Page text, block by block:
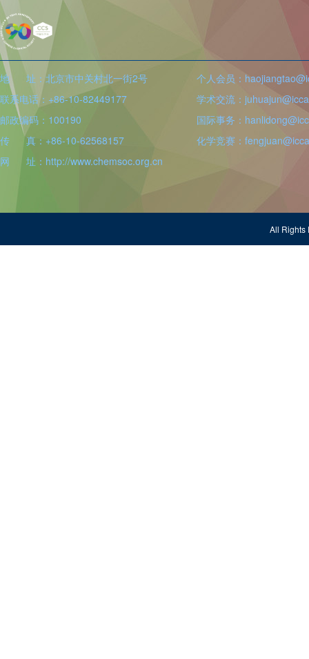
地 址：北京市中关村北一街2号
联系电话：+86-10-82449177
邮政编码：100190
传 真：+86-10-62568157
网 址：http://www.chemsoc.org.cn
个人会员：
学术交流：
国际事务：
化学竞赛：
All Rights